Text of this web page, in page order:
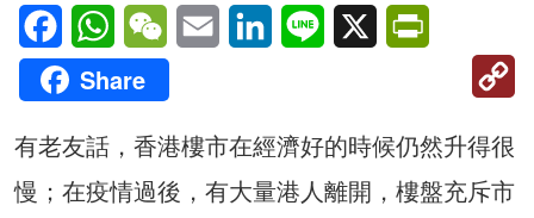
FacebookWhatsAppWeChatEmail LinkedInLine X
Share
有老友話，香港樓市在經濟好的時候仍然升得很
慢；在疫情過後，有大量港人離開，樓盤充斥市